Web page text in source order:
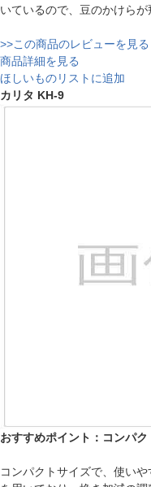
いているので、豆のかけらが
>>この商品のレビューを見る
商品詳細を見る
ほしいものリストに追加
カリタ KH-9
おすすめポイント：コンパ
コンパクトサイズで、使い